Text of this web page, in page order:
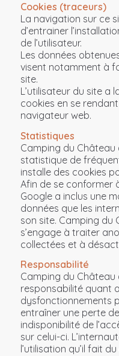
Cookies (traceurs)
La navigation sur ce
d’entrainer
de l’utilisateur.
Les données
visent notamment à
site.
L’utilisateur du site a
cookies en se
navigateur web.
Statistiques
Camping du Château
statistique de
installe des cookies
Afin de se conformer
Google a inclus une
données que les
son site. Camping du
s’engage à traiter
collectées et à
Responsabilité
Camping du Château
responsabilité quant
dysfonctionnements
entraîner une perte
indisponibilité de
sur celui-ci.
l’utilisation qu’il fait